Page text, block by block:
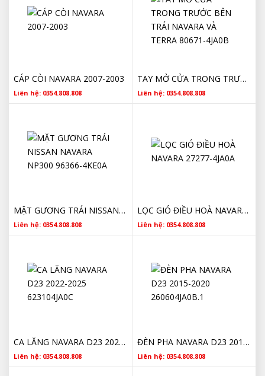
CÁP CÒI NAVARA 2007-2003
Liên hệ: 0354.808.808
TAY MỞ CỬA TRONG TRƯỚC BÊN TRÁI NAVARA VÀ TERRA 80671-4JA0B
Liên hệ: 0354.808.808
MẶT GƯƠNG TRÁI NISSAN NAVARA NP300 96366-4KE0A
Liên hệ: 0354.808.808
LỌC GIÓ ĐIỀU HOÀ NAVARA 27277-4JA0A
Liên hệ: 0354.808.808
CA LĂNG NAVARA D23 2022-2025 623104JA0C
Liên hệ: 0354.808.808
ĐÈN PHA NAVARA D23 2015-2020 260604JA0B.1
Liên hệ: 0354.808.808